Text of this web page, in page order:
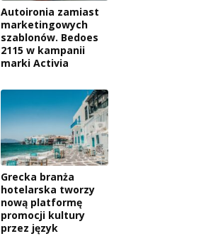
Autoironia zamiast
marketingowych
szablonów. Bedoes
2115 w kampanii
marki Activia
Grecka branża
hotelarska tworzy
nową platformę
promocji kultury
przez język